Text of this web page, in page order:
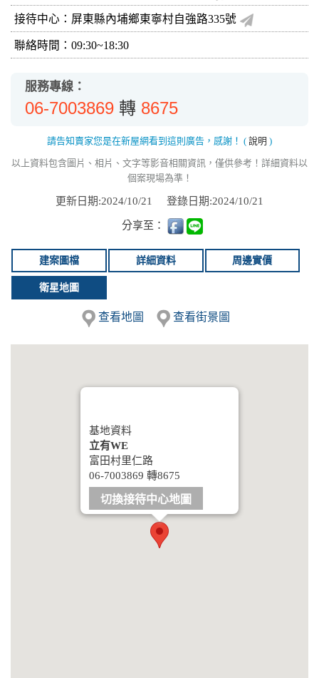
接待中心：屏東縣內埔鄉東寧村自強路335號
聯絡時間：09:30~18:30
服務專線：
06-7003869 轉 8675
請告知賣家您是在新屋網看到這則廣告，感謝！ ( 說明 )
以上資料包含圖片、相片、文字等影音相關資訊，僅供參考！詳細資料以
個案現場為準！
更新日期:2024/10/21 登錄日期:2024/10/21
分享至：
建案圖檔 詳細資料 周邊實價
衛星地圖
查看地圖 查看街景圖
基地資料
立有WE
富田村里仁路
06-7003869 轉8675
切換接待中心地圖